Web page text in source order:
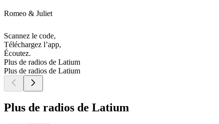
Romeo & Juliet
Scannez le code,
Téléchargez l’app,
Écoutez.
Plus de radios de Latium
Plus de radios de Latium
Plus de radios de Latium